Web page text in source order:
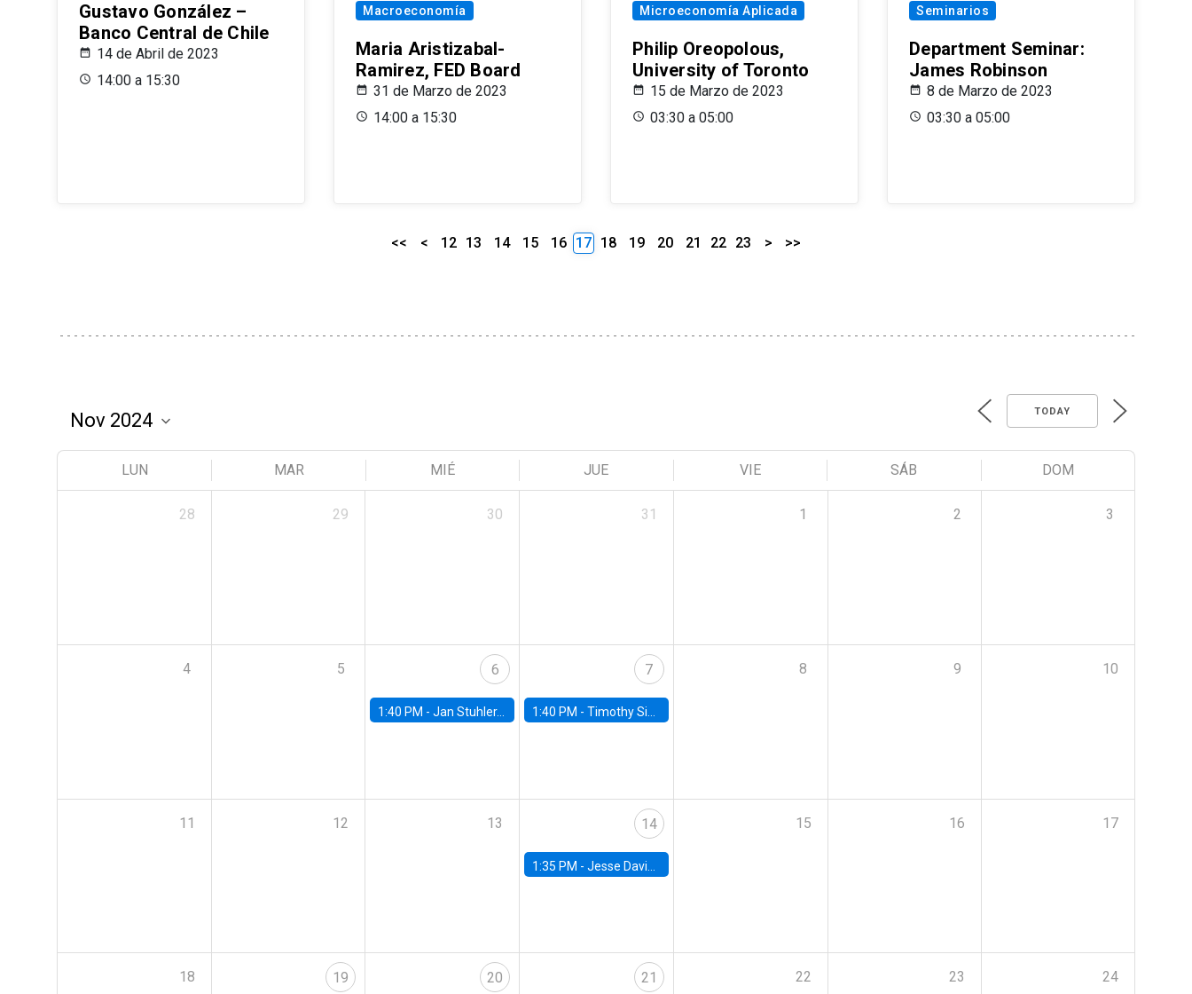
Gustavo González –
Banco Central de Chile
14 de Abril de 2023
14:00 a 15:30
Macroeconomía
Maria Aristizabal-
Ramirez, FED Board
31 de Marzo de 2023
14:00 a 15:30
Microeconomía Aplicada
Philip Oreopolous,
University of Toronto
15 de Marzo de 2023
03:30 a 05:00
Seminarios
Department Seminar:
James Robinson
8 de Marzo de 2023
03:30 a 05:00
<< < 12 13 14 15 16 17 18 19 20 21 22 23 > >>
TODAY
LUN MAR MIÉ JUE VIE SÁB DOM
28 29 30 31 1 2 3
4 5 6
1:40 PM -Jan Stuhler, Universidad Carlos III de Madrid
7
1:40 PM -Timothy Simcoe, Boston University
8 9 10
11 12 13 14
1:35 PM -Jesse Davis, University of North Carolina at Chapel Hill
15 16 17
18 19 20 21 22 23 24